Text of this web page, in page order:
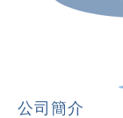
公司簡介